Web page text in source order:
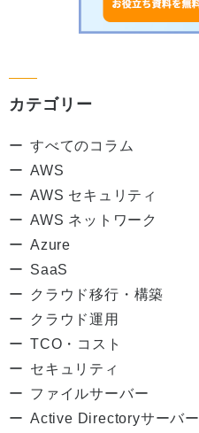
カテゴリー
すべてのコラム
AWS
AWS セキュリティ
AWS ネットワーク
Azure
SaaS
クラウド移行・構築
クラウド運用
TCO・コスト
セキュリティ
ファイルサーバー
Active Directoryサーバー